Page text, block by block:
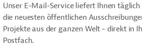
Unser E-Mail-Service liefert Ihnen täglich
die neuesten öffentlichen
Projekte aus der ganzen Welt - direkt in
Postfach.